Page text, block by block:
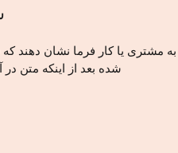
به مشتری یا کار فرما نشان دهند
شده بعد از اینکه متن در